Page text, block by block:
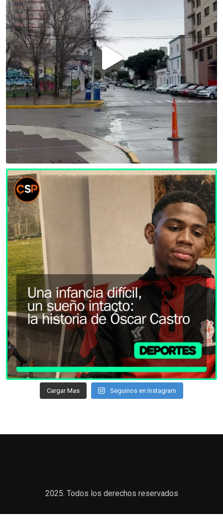
Cargar Mas Seguinos en Instagram
2025. Todos los derechos reservados